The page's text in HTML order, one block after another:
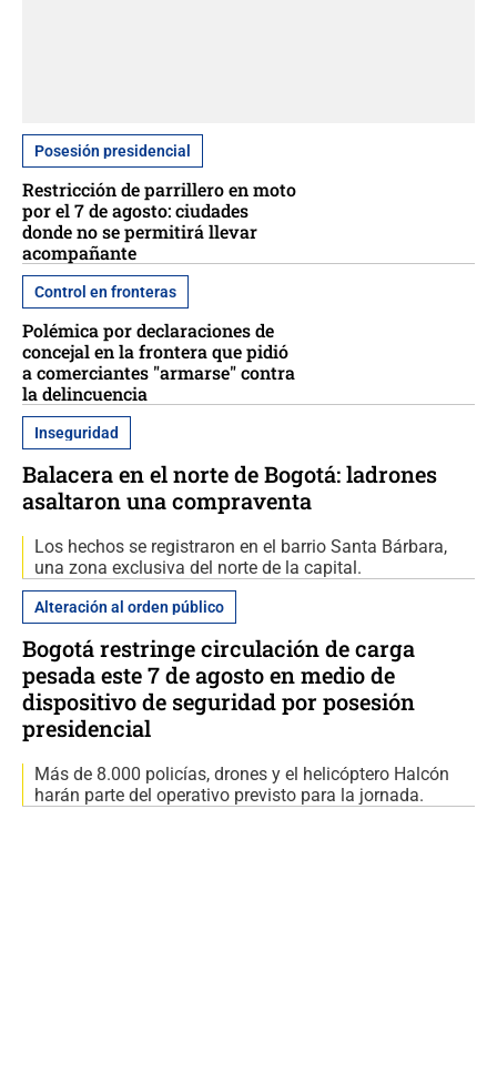
Posesión presidencial
Restricción de parrillero en moto
por el 7 de agosto: ciudades
donde no se permitirá llevar
acompañante
Control en fronteras
Polémica por declaraciones de
concejal en la frontera que pidió
a comerciantes "armarse" contra
la delincuencia
Inseguridad
Balacera en el norte de Bogotá: ladrones
asaltaron una compraventa
Los hechos se registraron en el barrio Santa Bárbara,
una zona exclusiva del norte de la capital.
Alteración al orden público
Bogotá restringe circulación de carga
pesada este 7 de agosto en medio de
dispositivo de seguridad por posesión
presidencial
Más de 8.000 policías, drones y el helicóptero Halcón
harán parte del operativo previsto para la jornada.